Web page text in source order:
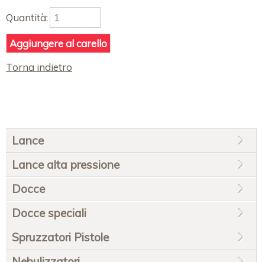
Quantità:
Torna indietro
Salta
la
navigazione
Lance
Lance alta pressione
Docce
Docce speciali
Spruzzatori Pistole